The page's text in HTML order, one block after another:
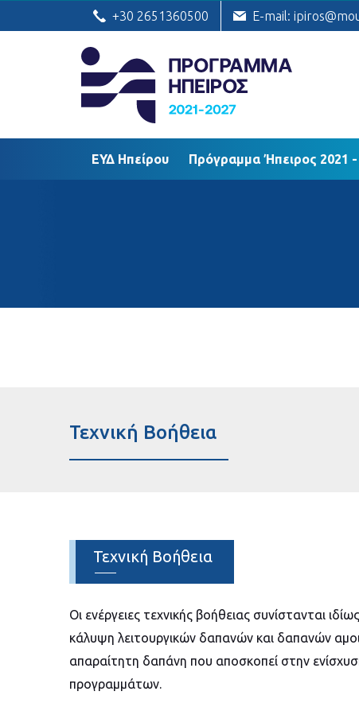
ΕΥΔ Ηπείρου Πρόγραμμα
+30 2651360500 E-mail:
ΕΥΔ Ηπείρου Πρόγραμμα Ήπειρος 2021 -
Τεχνική Βοήθεια
Τεχνική Βοήθεια
Οι ενέργειες τεχνικής βοήθειας συνίστανται
κάλυψη λειτουργικών δαπανών και δαπανών
απαραίτητη δαπάνη που αποσκοπεί στην
προγραμμάτων.